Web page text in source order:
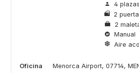
4 plazas
2
2
Manual
Aire
Oficina Menorca Airport, 07714,